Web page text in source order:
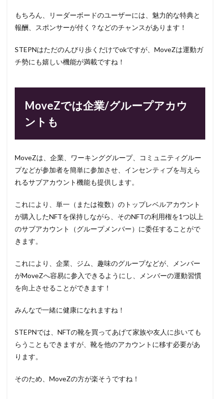
もちろん、リーダーボードのユーザーには、魅力的な特典と
報酬、スポンサーが付く？などのチャンスがあります！
STEPNはただのんびり歩くだけでokですが、MoveZは運動ガ
チ勢にも嬉しい機能が満載ですね！
MoveZでは企業/グループアカウ
ントも
MoveZは、企業、ワーキンググループ、コミュニティグルー
プなどが参加者を簡単に参加させ、インセンティブを与えら
れるサブアカウント機能も提供します。
これにより、単一（または複数）のトップレベルアカウント
が購入したNFTを保持しながら、そのNFTの利用権を1つ以上
のサブアカウント（グループメンバー）に委任することがで
きます。
これにより、企業、ジム、趣味のグループなどが、メンバー
がMoveZへ容易に参入できるようにし、メンバーの運動習慣
を向上させることができます！
みんなで一緒に健康になれますね！
STEPNでは、NFTの靴を買ってあげて家族や友人に歩いても
らうこともできますが、靴を他のアカウントに移す必要があ
ります。
そのため、MoveZの方が楽そうですね！